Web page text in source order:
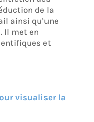
de la
ainsi qu’une
Il met en
et
visualiser la